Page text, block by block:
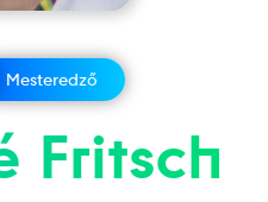
Mesteredző
Fritsch